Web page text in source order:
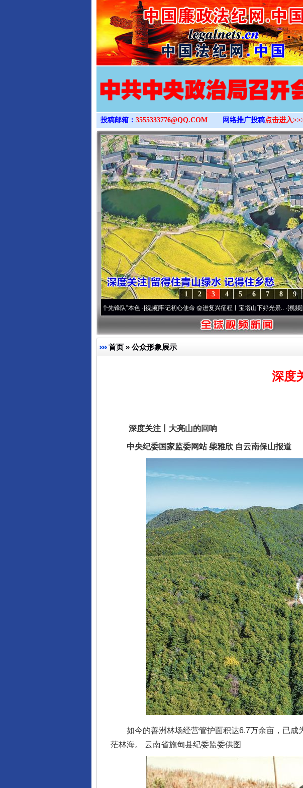
>
投稿邮箱： 3555333776@QQ.COM 网络推广投稿点击进入
9
8
7
6
5
4
3
2
1
永葆“两个先锋队”本色·[视频]牢记初心使命 奋进复兴征程丨宝塔山下好光景..·[视频]因党而生 为
首页 » 公众形象展示
深度
深度关注丨大亮山的回响
中央纪委国家监委网站 柴雅欣 自云南保山报道
如今的善洲林场经营管护面积达6.7万余亩，已成
茫林海。 云南省施甸县纪委监委供图